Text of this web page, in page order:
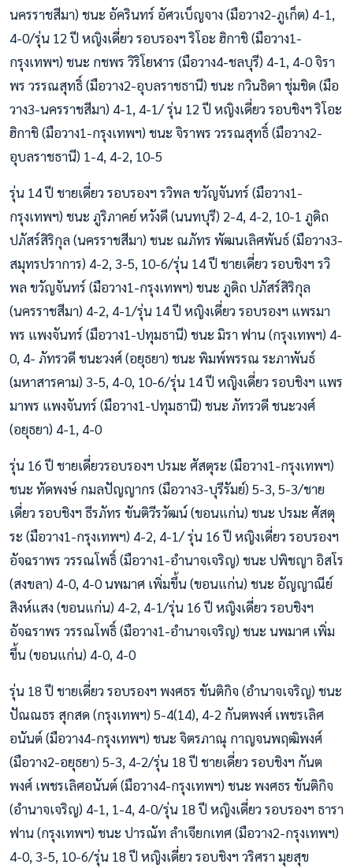
นครราชสีมา) ชนะ อัครินทร์ อัศวเบ็ญจาง (มือวาง2-ภูเก็ต) 4-1,
4-0/รุ่น 12 ปี หญิงเดี่ยว รอบรองฯ ริโอะ ฮิกาชิ (มือวาง1-
กรุงเทพฯ) ชนะ กชพร วิริโยฬาร (มือวาง4-ชลบุรี) 4-1, 4-0 จิรา
พร วรรณสุทธิ์ (มือวาง2-อุบลราชธานี) ชนะ กวินธิดา ชุ่มชิด (มือ
วาง3-นครราชสีมา) 4-1, 4-1/ รุ่น 12 ปี หญิงเดี่ยว รอบชิงฯ ริโอะ
ฮิกาชิ (มือวาง1-กรุงเทพฯ) ชนะ จิราพร วรรณสุทธิ์ (มือวาง2-
อุบลราชธานี) 1-4, 4-2, 10-5
รุ่น 14 ปี ชายเดี่ยว รอบรองฯ รวิพล ขวัญจันทร์ (มือวาง1-
กรุงเทพฯ) ชนะ ภูริภาคย์ หวังดี (นนทบุรี) 2-4, 4-2, 10-1 ภูดิถ
ปภัสร์สิริกุล (นครราชสีมา) ชนะ ณภัทร พัฒนเลิศพันธ์ (มือวาง3-
สมุทรปราการ) 4-2, 3-5, 10-6/รุ่น 14 ปี ชายเดี่ยว รอบชิงฯ รวิ
พล ขวัญจันทร์ (มือวาง1-กรุงเทพฯ) ชนะ ภูดิถ ปภัสร์สิริกุล
(นครราชสีมา) 4-2, 4-1/รุ่น 14 ปี หญิงเดี่ยว รอบรองฯ แพรมา
พร แพงจันทร์ (มือวาง1-ปทุมธานี) ชนะ มิรา ฟาน (กรุงเทพฯ) 4-
0, 4- ภัทรวดี ชนะวงศ์ (อยุธยา) ชนะ พิมพ์พรรณ ระภาพันธ์
(มหาสารคาม) 3-5, 4-0, 10-6/รุ่น 14 ปี หญิงเดี่ยว รอบชิงฯ แพร
มาพร แพงจันทร์ (มือวาง1-ปทุมธานี) ชนะ ภัทรวดี ชนะวงศ์
(อยุธยา) 4-1, 4-0
รุ่น 16 ปี ชายเดี่ยวรอบรองฯ ปรมะ ศัสตุระ (มือวาง1-กรุงเทพฯ)
ชนะ ทัดพงษ์ กมลปัญญากร (มือวาง3-บุรีรัมย์) 5-3, 5-3/ชาย
เดี่ยว รอบชิงฯ ธีรภัทร ขันติวีรวัฒน์ (ขอนแก่น) ชนะ ปรมะ ศัสตุ
ระ (มือวาง1-กรุงเทพฯ) 4-2, 4-1/ รุ่น 16 ปี หญิงเดี่ยว รอบรองฯ
อัจฉราพร วรรณโพธิ์ (มือวาง1-อำนาจเจริญ) ชนะ ปพิชญา อิสโร
(สงขลา) 4-0, 4-0 นพมาศ เพิ่มขึ้น (ขอนแก่น) ชนะ อัญญาณีย์
สิงห์แสง (ขอนแก่น) 4-2, 4-1/รุ่น 16 ปี หญิงเดี่ยว รอบชิงฯ
อัจฉราพร วรรณโพธิ์ (มือวาง1-อำนาจเจริญ) ชนะ นพมาศ เพิ่ม
ขึ้น (ขอนแก่น) 4-0, 4-0
รุ่น 18 ปี ชายเดี่ยว รอบรองฯ พงศธร ขันติกิจ (อำนาจเจริญ) ชนะ
ปัณณธร สุกสด (กรุงเทพฯ) 5-4(14), 4-2 กันตพงศ์ เพชรเลิศ
อนันต์ (มือวาง4-กรุงเทพฯ) ชนะ จิตรภาณุ กาญจนพฤฒิพงศ์
(มือวาง2-อยุธยา) 5-3, 4-2/รุ่น 18 ปี ชายเดี่ยว รอบชิงฯ กันต
พงศ์ เพชรเลิศอนันต์ (มือวาง4-กรุงเทพฯ) ชนะ พงศธร ขันติกิจ
(อำนาจเจริญ) 4-1, 1-4, 4-0/รุ่น 18 ปี หญิงเดี่ยว รอบรองฯ ธารา
ฟาน (กรุงเทพฯ) ชนะ ปารณัท ลำเจียกเทศ (มือวาง2-กรุงเทพฯ)
4-0, 3-5, 10-6/รุ่น 18 ปี หญิงเดี่ยว รอบชิงฯ วริศรา มุยสุข